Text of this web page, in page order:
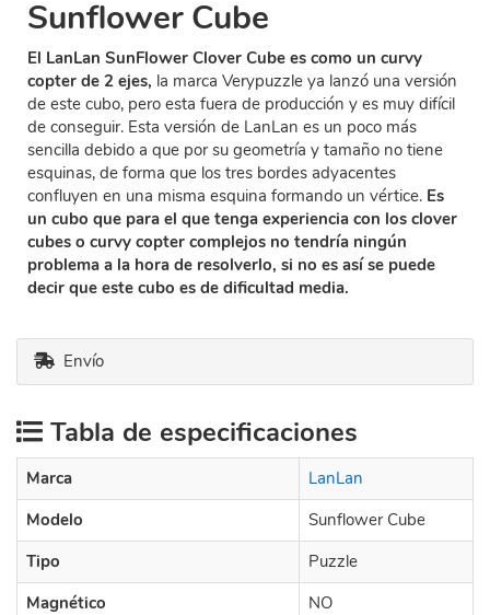
Sunflower Cube
El LanLan SunFlower Clover Cube es como un curvy
copter de 2 ejes, la marca Verypuzzle ya lanzó una versión
de este cubo, pero esta fuera de producción y es muy difícil
de conseguir. Esta versión de LanLan es un poco más
sencilla debido a que por su geometría y tamaño no tiene
esquinas, de forma que los tres bordes adyacentes
confluyen en una misma esquina formando un vértice. Es
un cubo que para el que tenga experiencia con los clover
cubes o curvy copter complejos no tendría ningún
problema a la hora de resolverlo, si no es así se puede
decir que este cubo es de dificultad media.
Envío
Tabla de especificaciones
Marca
LanLan
Modelo
Sunflower Cube
Tipo
Puzzle
Magnético
NO